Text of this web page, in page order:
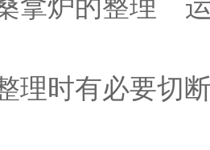
理时有必要切